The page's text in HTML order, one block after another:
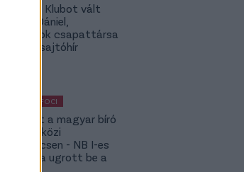
Légiósok: Klubot vált
Gazdag Dániel,
világbajnok csapattársa
is lehet - sajtóhír
KÜLFÖLDI FOCI
Megsérült a magyar bíró
a nemzetközi
kupameccsen - NB I-es
honfitársa ugrott be a